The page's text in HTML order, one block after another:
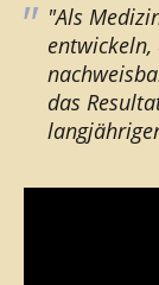
"Als
das